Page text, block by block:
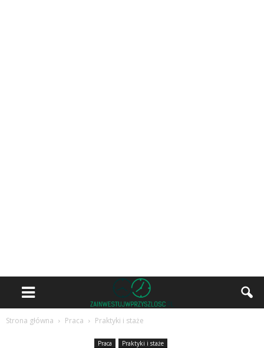
Strona główna Praca Praktyki i staże
Praca Praktyki i staże